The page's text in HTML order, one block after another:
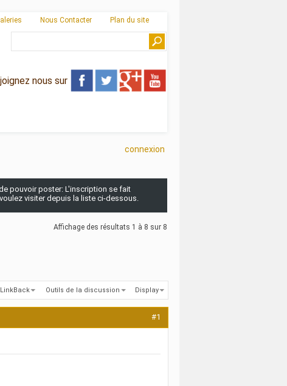
Nous Contacter Plan du site
nous sur
connexion
pouvoir poster: L'inscription se fait
visiter depuis la liste ci-dessous.
Affichage des résultats 1 à 8 sur 8
LinkBack Outils de la discussion Display
#1